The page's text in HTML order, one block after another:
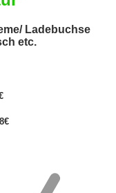
Ladebuchse
etc.